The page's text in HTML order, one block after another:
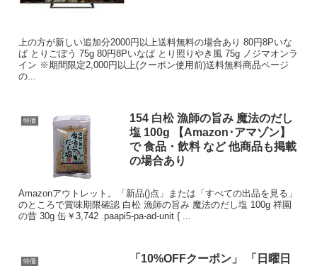
上の方が新しい追加分2000円以上送料無料の場合あり 80円8Pいな
ば とりごぼう 75g 80円8Pいなば とり照りやき風 75g ノジマオンラ
イン ※期間限定2,000円以上(クーポン使用前)送料無料商品ページ
の...
特価
154 白松 漁師の旨み 魔法のだし
塩 100g 【Amazon･アマゾン】
で 食品・飲料 など 他商品も掲載
の場合あり
Amazonアウトレット。「新品()点」または「すべての出品を見る」
のところで賞味期限確認 白松 漁師の旨み 魔法のだし塩 100g 祥園
の昔 30g 缶￥3,742 .paapi5-pa-ad-unit { ...
特価
「10%OFFクーポン」 「日曜日